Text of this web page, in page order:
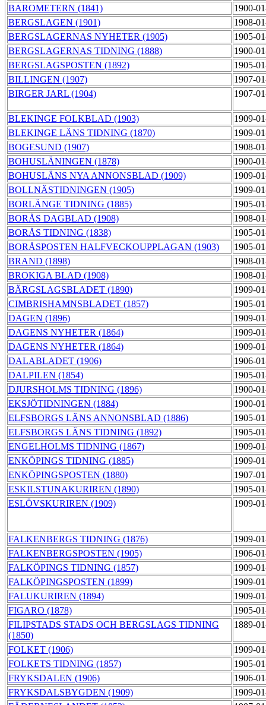
BAROMETERN (1841)
1900-
BERGSLAGEN (1901)
1908-
BERGSLAGERNAS NYHETER (1905)
1905-
BERGSLAGERNAS TIDNING (1888)
1900-
BERGSLAGSPOSTEN (1892)
1905-
BILLINGEN (1907)
1907-
BIRGER JARL (1904)
1907-
BLEKINGE FOLKBLAD (1903)
1909-
BLEKINGE LÄNS TIDNING (1870)
1909-
BOGESUND (1907)
1908-
BOHUSLÄNINGEN (1878)
1900-
BOHUSLÄNS NYA ANNONSBLAD (1909)
1909-
BOLLNÄSTIDNINGEN (1905)
1909-
BORLÄNGE TIDNING (1885)
1905-
BORÅS DAGBLAD (1908)
1908-
BORÅS TIDNING (1838)
1905-
BORÅSPOSTEN HALFVECKOUPPLAGAN (1903)
1905-
BRAND (1898)
1908-
BROKIGA BLAD (1908)
1908-
BÄRGSLAGSBLADET (1890)
1909-
CIMBRISHAMNSBLADET (1857)
1905-
DAGEN (1896)
1909-
DAGENS NYHETER (1864)
1909-
DAGENS NYHETER (1864)
1909-
DALABLADET (1906)
1906-
DALPILEN (1854)
1905-
DJURSHOLMS TIDNING (1896)
1900-
EKSJÖTIDNINGEN (1884)
1900-
ELFSBORGS LÄNS ANNONSBLAD (1886)
1905-
ELFSBORGS LÄNS TIDNING (1892)
1905-
ENGELHOLMS TIDNING (1867)
1909-
ENKÖPINGS TIDNING (1885)
1909-
ENKÖPINGSPOSTEN (1880)
1907-
ESKILSTUNAKURIREN (1890)
1905-
ESLÖVSKURIREN (1909)
1909-
FALKENBERGS TIDNING (1876)
1909-
FALKENBERGSPOSTEN (1905)
1906-
FALKÖPINGS TIDNING (1857)
1909-
FALKÖPINGSPOSTEN (1899)
1909-
FALUKURIREN (1894)
1909-
FIGARO (1878)
1905-
FILIPSTADS STADS OCH BERGSLAGS TIDNING
(1850)
1889-
FOLKET (1906)
1909-
FOLKETS TIDNING (1857)
1905-
FRYKSDALEN (1906)
1906-
FRYKSDALSBYGDEN (1909)
1909-